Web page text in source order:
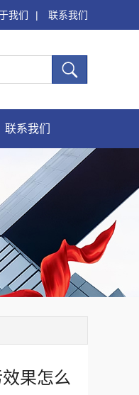
我们 | 联系我们
联系我们
果怎么